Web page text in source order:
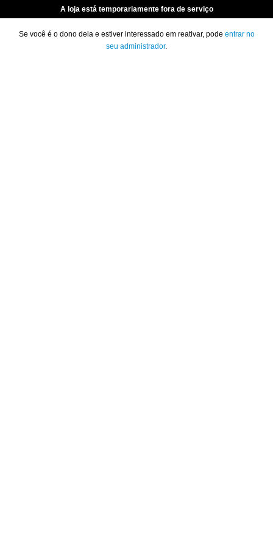
A loja está temporariamente fora de serviço
Se você é o dono dela e estiver interessado em reativar, pode entrar no
seu administrador.